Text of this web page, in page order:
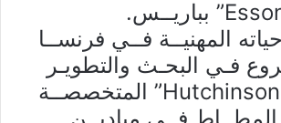
المهنيــة فــي فرنســا
فـي البحـث والتطويـر
فـي شـركة “Hutchinson” المتخصصــة